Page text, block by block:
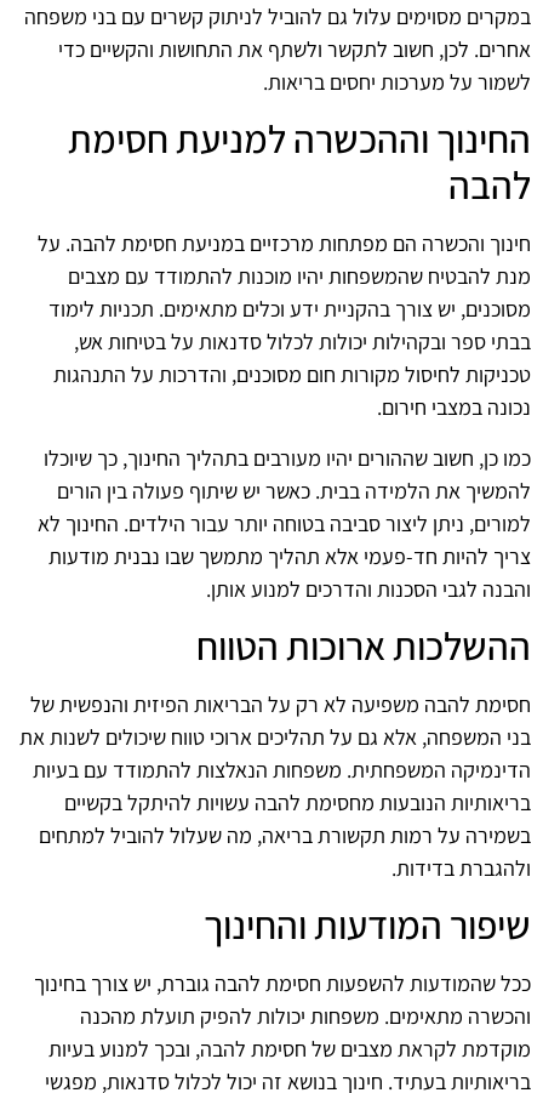
במקרים מסוימים עלול גם להוביל לניתוק קשרים עם בני משפחה
אחרים. לכן, חשוב לתקשר ולשתף את התחושות והקשיים כדי
לשמור על מערכות יחסים בריאות.
החינוך וההכשרה למניעת חסימת
להבה
חינוך והכשרה הם מפתחות מרכזיים במניעת חסימת להבה. על
מנת להבטיח שהמשפחות יהיו מוכנות להתמודד עם מצבים
מסוכנים, יש צורך בהקניית ידע וכלים מתאימים. תכניות לימוד
בבתי ספר ובקהילות יכולות לכלול סדנאות על בטיחות אש,
טכניקות לחיסול מקורות חום מסוכנים, והדרכות על התנהגות
נכונה במצבי חירום.
כמו כן, חשוב שההורים יהיו מעורבים בתהליך החינוך, כך שיוכלו
להמשיך את הלמידה בבית. כאשר יש שיתוף פעולה בין הורים
למורים, ניתן ליצור סביבה בטוחה יותר עבור הילדים. החינוך לא
צריך להיות חד-פעמי אלא תהליך מתמשך שבו נבנית מודעות
והבנה לגבי הסכנות והדרכים למנוע אותן.
ההשלכות ארוכות הטווח
חסימת להבה משפיעה לא רק על הבריאות הפיזית והנפשית של
בני המשפחה, אלא גם על תהליכים ארוכי טווח שיכולים לשנות את
הדינמיקה המשפחתית. משפחות הנאלצות להתמודד עם בעיות
בריאותיות הנובעות מחסימת להבה עשויות להיתקל בקשיים
בשמירה על רמות תקשורת בריאה, מה שעלול להוביל למתחים
ולהגברת בדידות.
שיפור המודעות והחינוך
ככל שהמודעות להשפעות חסימת להבה גוברת, יש צורך בחינוך
והכשרה מתאימים. משפחות יכולות להפיק תועלת מהכנה
מוקדמת לקראת מצבים של חסימת להבה, ובכך למנוע בעיות
בריאותיות בעתיד. חינוך בנושא זה יכול לכלול סדנאות, מפגשי